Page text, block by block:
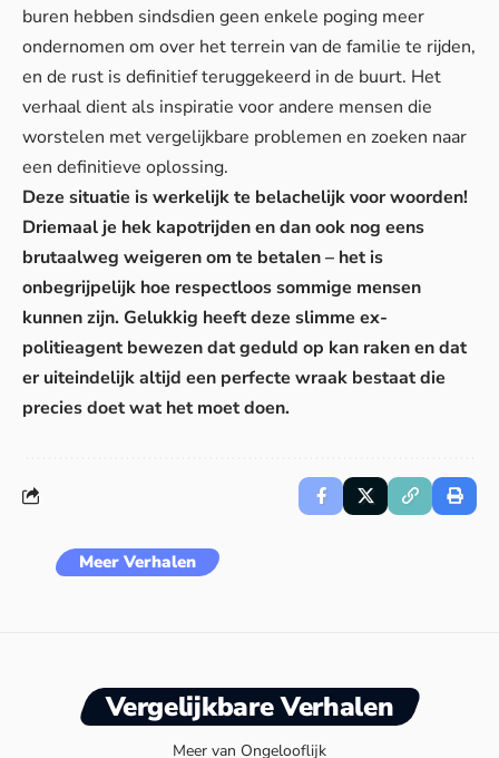
buren hebben sindsdien geen enkele poging meer
ondernomen om over het terrein van de familie te rijden,
en de rust is definitief teruggekeerd in de buurt. Het
verhaal dient als inspiratie voor andere mensen die
worstelen met vergelijkbare problemen en zoeken naar
een definitieve oplossing.
Deze situatie is werkelijk te belachelijk voor woorden!
Driemaal je hek kapotrijden en dan ook nog eens
brutaalweg weigeren om te betalen – het is
onbegrijpelijk hoe respectloos sommige mensen
kunnen zijn. Gelukkig heeft deze slimme ex-
politieagent bewezen dat geduld op kan raken en dat
er uiteindelijk altijd een perfecte wraak bestaat die
precies doet wat het moet doen.
Meer Verhalen
Vergelijkbare Verhalen
Meer van Ongelooflijk